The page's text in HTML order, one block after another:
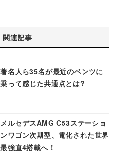
関連記事
著名人ら35名が最近のベンツに
乗って感じた共通点とは?
メルセデスAMG C53ステーショ
ンワゴン次期型、電化された世界
最強直4搭載へ！